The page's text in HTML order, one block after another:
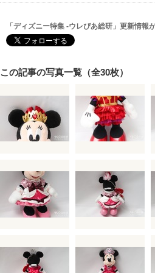
「ディズニー特集 -ウレぴあ総研」更新情報
この記事の写真一覧（全30枚）